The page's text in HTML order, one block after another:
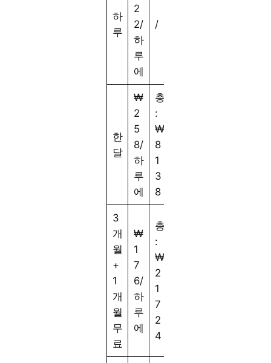
하
루
2
2/
하
루
에
/
한
달
₩
2
5
8/
하
루
에
총
:
₩
8
1
3
8
3
개
월
+
1
개
월
무
료
₩
1
7
6/
하
루
에
총
:
₩
2
1
7
2
4